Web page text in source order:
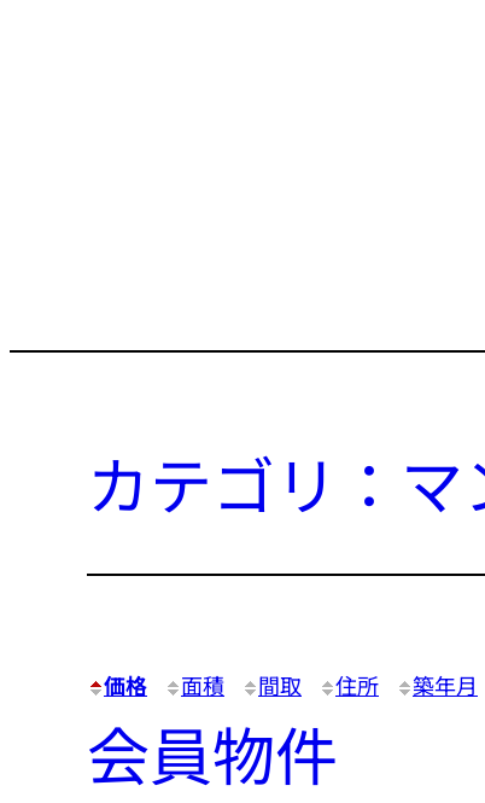
カテゴリ：
価格 面積 間取 住所 築年月
会員物件